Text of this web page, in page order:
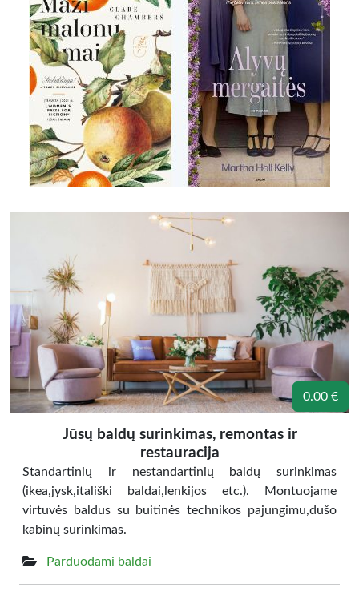
0.00 €
Jūsų baldų surinkimas, remontas ir
restauracija
Standartinių ir nestandartinių baldų surinkimas
(ikea,jysk,itališki baldai,lenkijos etc.). Montuojame
virtuvės baldus su buitinės technikos pajungimu,dušo
kabinų surinkimas.
Parduodami baldai